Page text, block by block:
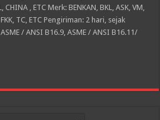
, ETC Merk: BENKAN, BKL, ASK, VM,
TC, ETC Pengiriman: 2 hari, sejak
/ ANSI B16.9, ASME / ANSI B16.11/